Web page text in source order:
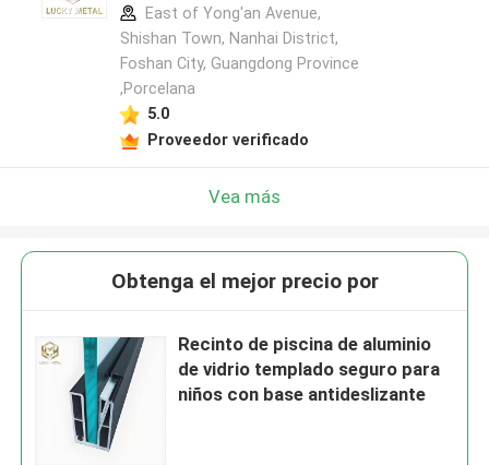
East of Yong'an Avenue,
Shishan Town, Nanhai District,
Foshan City, Guangdong Province
,Porcelana
5.0
Proveedor verificado
Vea más
Obtenga el mejor precio por
Recinto de piscina de aluminio
de vidrio templado seguro para
niños con base antideslizante